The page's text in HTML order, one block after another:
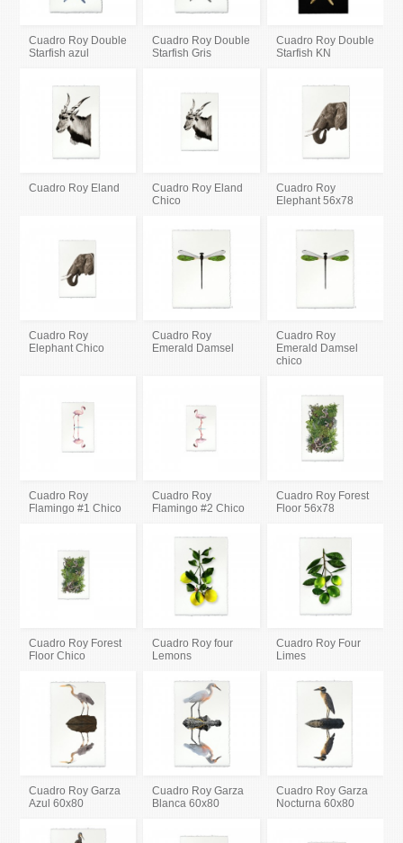
Cuadro Roy Double
Starfish azul
Cuadro Roy Double
Starfish Gris
Cuadro Roy Double
Starfish KN
Cuadro Roy Eland
Cuadro Roy Eland
Chico
Cuadro Roy
Elephant 56x78
Cuadro Roy
Elephant Chico
Cuadro Roy
Emerald Damsel
Cuadro Roy
Emerald Damsel
chico
Cuadro Roy
Flamingo #1 Chico
Cuadro Roy
Flamingo #2 Chico
Cuadro Roy Forest
Floor 56x78
Cuadro Roy Forest
Floor Chico
Cuadro Roy four
Lemons
Cuadro Roy Four
Limes
Cuadro Roy Garza
Azul 60x80
Cuadro Roy Garza
Blanca 60x80
Cuadro Roy Garza
Nocturna 60x80